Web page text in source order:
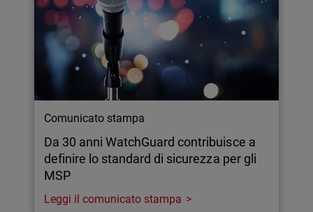
Comunicato stampa
Da 30 anni WatchGuard contribuisce a
definire lo standard di sicurezza per gli
MSP
Leggi il comunicato stampa